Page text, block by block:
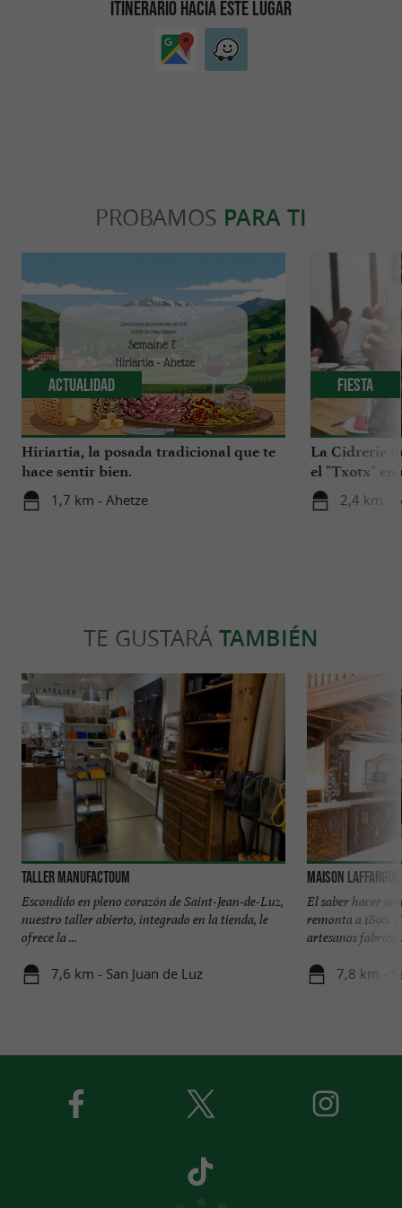
siguientes datos de contacto:
2 bis Chemin de Moleressia
ITINERARIO HACIA ESTE LUGAR
PROBAMOS PARA TI
Hiriartia, la posada tradicional que te
hace sentir bien.
1,7 km - Ahetze
Actualidad
La Cidrerie
el "Txotx" en
2,4 km -
Fiesta
TE GUSTARÁ TAMBIÉN
Taller Manufactoum
Escondido en pleno corazón de Saint-Jean-de-Luz,
nuestro taller abierto, integrado en la tienda, le
ofrece la ...
7,6 km - San Juan de Luz
Maison Laffargue
El saber hacer
remonta a 1890.
artesanos fabrica
7,8 km -